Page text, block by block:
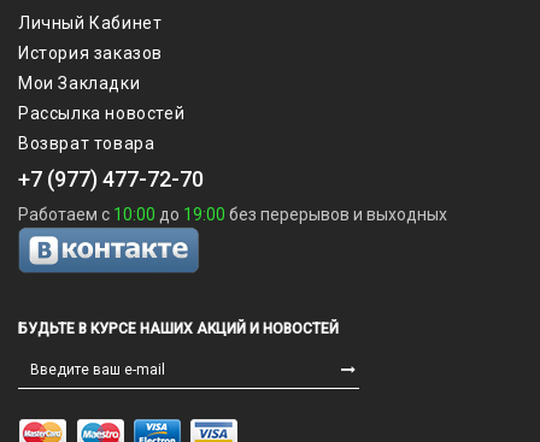
Личный Кабинет
История заказов
Мои Закладки
Рассылка новостей
Возврат товара
+7 (977) 477-72-70
Работаем с 10:00 до 19:00 без перерывов и выходных
БУДЬТЕ В КУРСЕ НАШИХ АКЦИЙ И НОВОСТЕЙ